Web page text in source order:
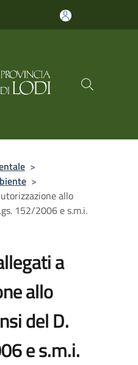
>
>
allo
152/2006 e s.m.i.
a
allo
del D.
e s.m.i.